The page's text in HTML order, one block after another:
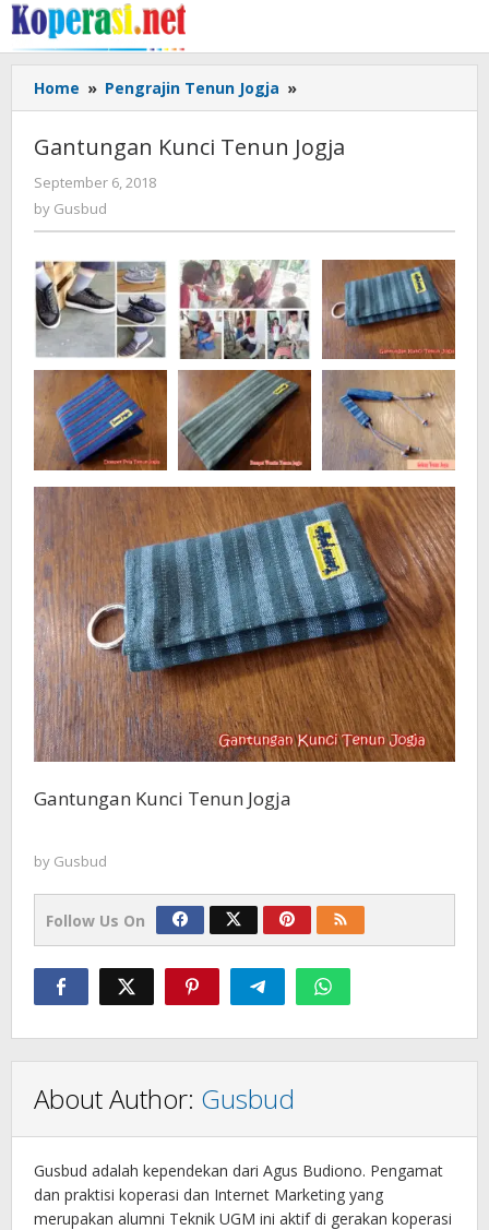
Skip
to
content
Home » Pengrajin Tenun Jogja »
Kunci
Jogja
Gantungan Kunci Tenun Jogja
September 6, 2018
by Gusbud
Gantungan Kunci Tenun Jogja
by Gusbud
Follow Us On
About Author: Gusbud
Gusbud adalah kependekan dari Agus Budiono. Pengamat
dan praktisi koperasi dan Internet Marketing yang
merupakan alumni Teknik UGM ini aktif di gerakan koperasi